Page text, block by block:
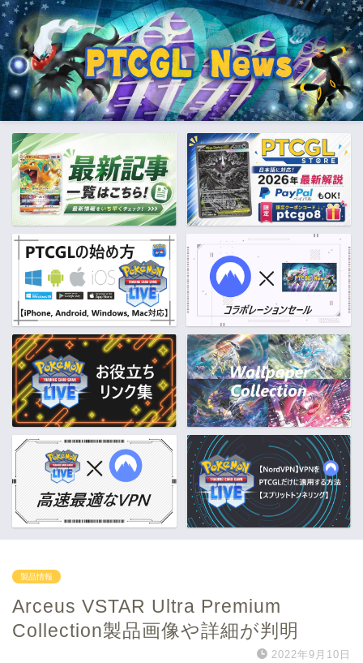
製品情報
Arceus VSTAR Ultra Premium
Collection製品画像や詳細が判明
2022年9月10日